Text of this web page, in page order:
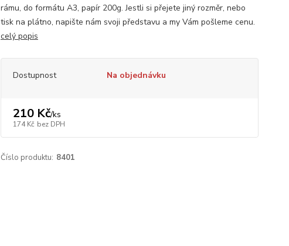
rámu, do formátu A3, papír 200g. Jestli si přejete jiný rozměr, nebo
tisk na plátno, napište nám svoji představu a my Vám pošleme cenu.
celý popis
Dostupnost Na objednávku
210 Kč/ks
174 Kč bez DPH
Číslo produktu: 8401